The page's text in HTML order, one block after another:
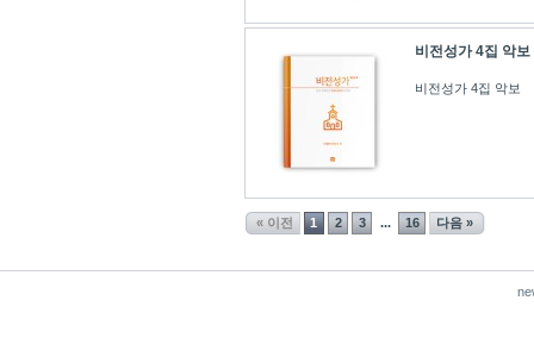
비전성가 4집 악보
비전성가 4집 악보
« 이전 1 2 3 ... 16 다음 »